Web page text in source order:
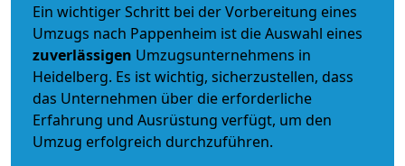
Ein wichtiger Schritt bei der Vorbereitung eines
Umzugs nach Pappenheim ist die Auswahl eines
zuverlässigen Umzugsunternehmens in
Heidelberg. Es ist wichtig, sicherzustellen, dass
das Unternehmen über die erforderliche
Erfahrung und Ausrüstung verfügt, um den
Umzug erfolgreich durchzuführen.